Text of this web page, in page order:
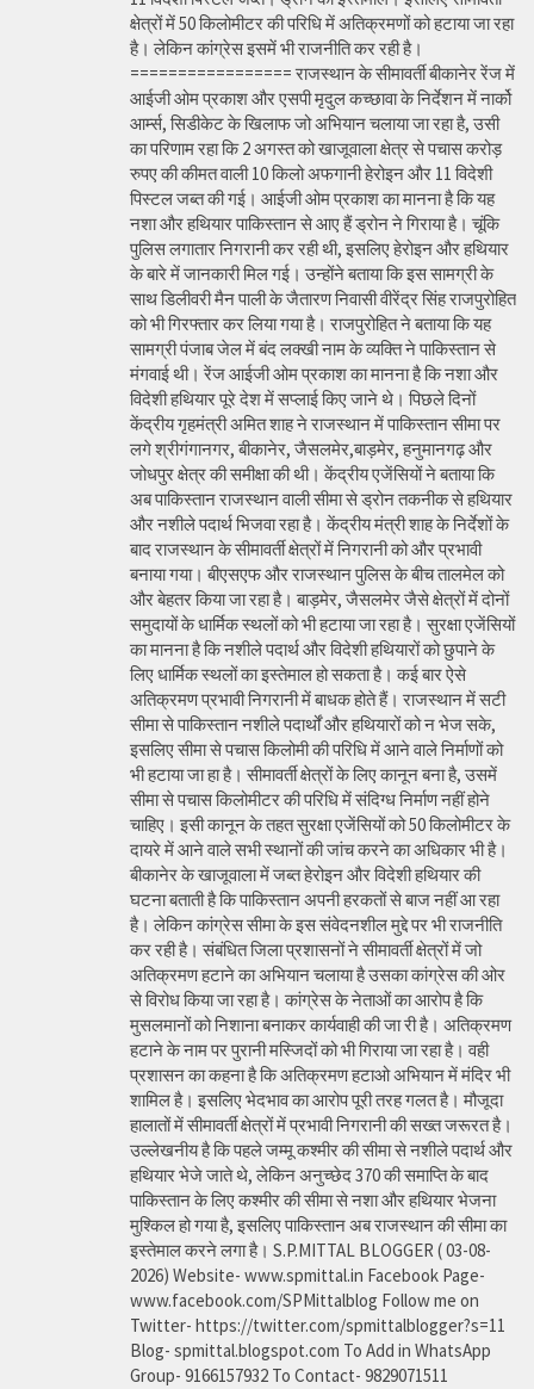
क्षेत्रों में 50 किलोमीटर की परिधि में अतिक्रमणों को हटाया जा रहा
है। लेकिन कांग्रेस इसमें भी राजनीति कर रही है।
================= राजस्थान के सीमावर्ती बीकानेर रेंज में
आईजी ओम प्रकाश और एसपी मृदुल कच्छावा के निर्देशन में नार्को
आर्म्स, सिडीकेट के खिलाफ जो अभियान चलाया जा रहा है, उसी
का परिणाम रहा कि 2 अगस्त को खाजूवाला क्षेत्र से पचास करोड़
रुपए की कीमत वाली 10 किलो अफगानी हेरोइन और 11 विदेशी
पिस्टल जब्त की गई। आईजी ओम प्रकाश का मानना है कि यह
नशा और हथियार पाकिस्तान से आए हैं ड्रोन ने गिराया है। चूंकि
पुलिस लगातार निगरानी कर रही थी, इसलिए हेरोइन और हथियार
के बारे में जानकारी मिल गई। उन्होंने बताया कि इस सामग्री के
साथ डिलीवरी मैन पाली के जैतारण निवासी वीरेंद्र सिंह राजपुरोहित
को भी गिरफ्तार कर लिया गया है। राजपुरोहित ने बताया कि यह
सामग्री पंजाब जेल में बंद लक्खी नाम के व्यक्ति ने पाकिस्तान से
मंगवाई थी। रेंज आईजी ओम प्रकाश का मानना है कि नशा और
विदेशी हथियार पूरे देश में सप्लाई किए जाने थे। पिछले दिनों
केंद्रीय गृहमंत्री अमित शाह ने राजस्थान में पाकिस्तान सीमा पर
लगे श्रीगंगानगर, बीकानेर, जैसलमेर,बाड़मेर, हनुमानगढ़ और
जोधपुर क्षेत्र की समीक्षा की थी। केंद्रीय एजेंसियों ने बताया कि
अब पाकिस्तान राजस्थान वाली सीमा से ड्रोन तकनीक से हथियार
और नशीले पदार्थ भिजवा रहा है। केंद्रीय मंत्री शाह के निर्देशों के
बाद राजस्थान के सीमावर्ती क्षेत्रों में निगरानी को और प्रभावी
बनाया गया। बीएसएफ और राजस्थान पुलिस के बीच तालमेल को
और बेहतर किया जा रहा है। बाड़मेर, जैसलमेर जैसे क्षेत्रों में दोनों
समुदायों के धार्मिक स्थलों को भी हटाया जा रहा है। सुरक्षा एजेंसियों
का मानना है कि नशीले पदार्थ और विदेशी हथियारों को छुपाने के
लिए धार्मिक स्थलों का इस्तेमाल हो सकता है। कई बार ऐसे
अतिक्रमण प्रभावी निगरानी में बाधक होते हैं। राजस्थान में सटी
सीमा से पाकिस्तान नशीले पदार्थों और हथियारों को न भेज सके,
इसलिए सीमा से पचास किलोमी की परिधि में आने वाले निर्माणों को
भी हटाया जा हा है। सीमावर्ती क्षेत्रों के लिए कानून बना है, उसमें
सीमा से पचास किलोमीटर की परिधि में संदिग्ध निर्माण नहीं होने
चाहिए। इसी कानून के तहत सुरक्षा एजेंसियों को 50 किलोमीटर के
दायरे में आने वाले सभी स्थानों की जांच करने का अधिकार भी है।
बीकानेर के खाजूवाला में जब्त हेरोइन और विदेशी हथियार की
घटना बताती है कि पाकिस्तान अपनी हरकतों से बाज नहीं आ रहा
है। लेकिन कांग्रेस सीमा के इस संवेदनशील मुद्दे पर भी राजनीति
कर रही है। संबंधित जिला प्रशासनों ने सीमावर्ती क्षेत्रों में जो
अतिक्रमण हटाने का अभियान चलाया है उसका कांग्रेस की ओर
से विरोध किया जा रहा है। कांग्रेस के नेताओं का आरोप है कि
मुसलमानों को निशाना बनाकर कार्यवाही की जा री है। अतिक्रमण
हटाने के नाम पर पुरानी मस्जिदों को भी गिराया जा रहा है। वही
प्रशासन का कहना है कि अतिक्रमण हटाओ अभियान में मंदिर भी
शामिल है। इसलिए भेदभाव का आरोप पूरी तरह गलत है। मौजूदा
हालातों में सीमावर्ती क्षेत्रों में प्रभावी निगरानी की सख्त जरूरत है।
उल्लेखनीय है कि पहले जम्मू कश्मीर की सीमा से नशीले पदार्थ और
हथियार भेजे जाते थे, लेकिन अनुच्छेद 370 की समाप्ति के बाद
पाकिस्तान के लिए कश्मीर की सीमा से नशा और हथियार भेजना
मुश्किल हो गया है, इसलिए पाकिस्तान अब राजस्थान की सीमा का
इस्तेमाल करने लगा है। S.P.MITTAL BLOGGER ( 03-08-
2026) Website- www.spmittal.in Facebook Page-
www.facebook.com/SPMittalblog Follow me on
Twitter- https://twitter.com/spmittalblogger?s=11
Blog- spmittal.blogspot.com To Add in WhatsApp
Group- 9166157932 To Contact- 9829071511